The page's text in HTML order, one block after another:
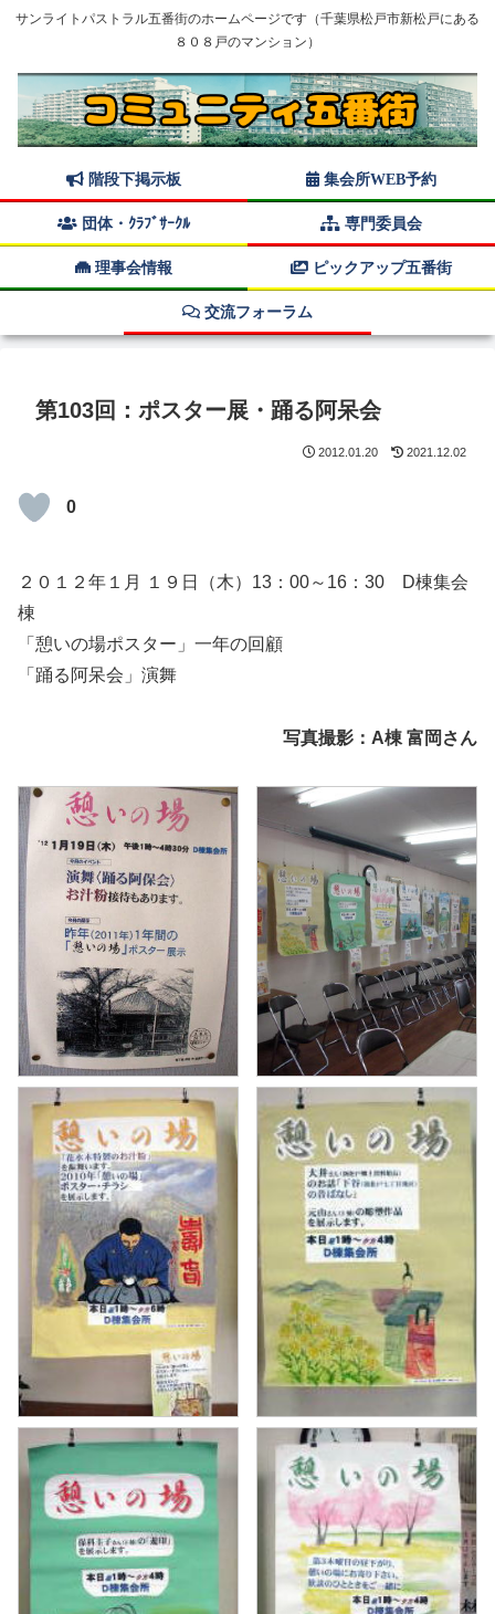
サンライトパストラル五番街のホームページです（千葉県松戸市新松戸にある
８０８戸のマンション）
階段下掲示板 集会所WEB予約
団体・ｸﾗﾌﾞｻｰｸﾙ 専門委員会
理事会情報 ピックアップ五番街
交流フォーラム
第103回：ポスター展・踊る阿呆会
2012.01.20 2021.12.02
0
２０１２年１月 １９日（木）13：00～16：30 D棟集会
棟
「憩いの場ポスター」一年の回顧
「踊る阿呆会」演舞
写真撮影：A棟 富岡さん